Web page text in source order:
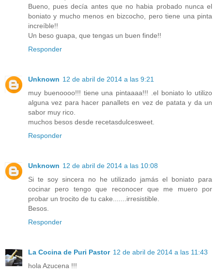
Bueno, pues decía antes que no habia probado nunca el
boniato y mucho menos en bizcocho, pero tiene una pinta
increíble!!
Un beso guapa, que tengas un buen finde!!
Responder
Unknown 12 de abril de 2014 a las 9:21
muy buenoooo!!! tiene una pintaaaa!!! .el boniato lo utilizo
alguna vez para hacer panallets en vez de patata y da un
sabor muy rico.
muchos besos desde recetasdulcesweet.
Responder
Unknown 12 de abril de 2014 a las 10:08
Si te soy sincera no he utilizado jamás el boniato para
cocinar pero tengo que reconocer que me muero por
probar un trocito de tu cake.......irresistible.
Besos.
Responder
La Cocina de Puri Pastor 12 de abril de 2014 a las 11:43
hola Azucena !!!